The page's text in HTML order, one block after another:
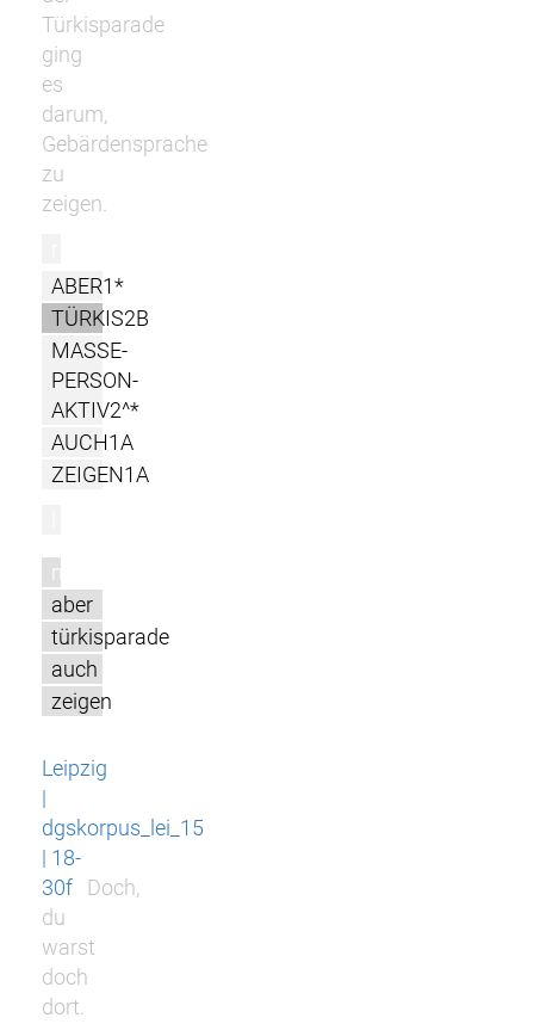
Türkisparade
ging
es
darum,
Gebärdensprache
zu
zeigen.
ABER1*
TÜRKIS2B
MASSE-
PERSON-
AKTIV2^*
AUCH1A
ZEIGEN1A
m
aber
türkisparade
auch
zeigen
Leipzig
|
dgskorpus_lei_15
| 18-
30f
Doch,
du
warst
doch
dort.